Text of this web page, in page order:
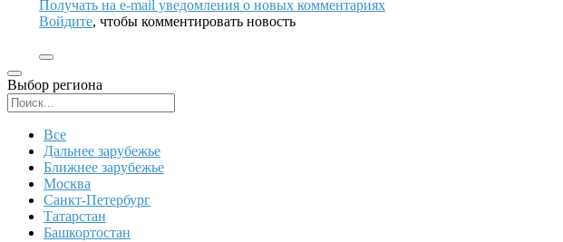
Получать на e‑mail уведомления о новых комментариях
Войдите, чтобы комментировать новость
Выбор региона
Все
Дальнее зарубежье
Ближнее зарубежье
Москва
Санкт-Петербург
Татарстан
Башкортостан